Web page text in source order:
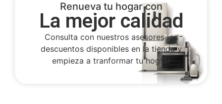
Renueva tu hogar con
La mejor calidad
Consulta con nuestros asesores los
descuentos disponibles en la tienda y
empieza a tranformar tu hogfar